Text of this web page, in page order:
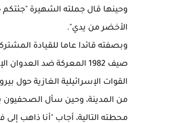
وحينها قال جملته الشهيرة "جئتكم
الأخضر من يدي".
وبصفته قائدا عاما للقيادة
صيف 1982 المعركة ضد
من المدينة، وحين سأل الصحفيون
محطته التالية، أجاب "أنا ذاهب